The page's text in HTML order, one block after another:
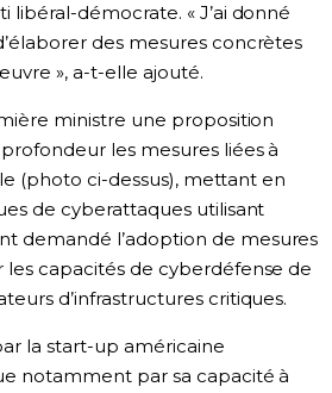
libéral-démocrate. « J’ai donné
des mesures concrètes
», a-t-elle ajouté.
ministre une proposition
les mesures liées à
(photo ci-dessus), mettant en
de cyberattaques utilisant
demandé l’adoption de mesures
les capacités de cyberdéfense de
d’infrastructures critiques.
la start-up américaine
notamment par sa capacité à